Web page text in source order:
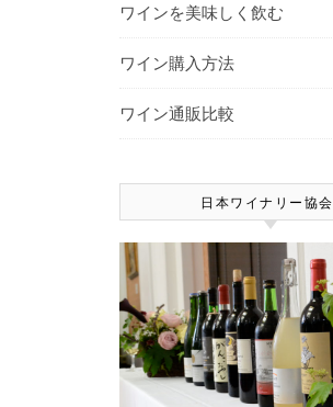
ワインを美味しく飲む
ワイン購入方法
ワイン通販比較
日本ワイナリー協会